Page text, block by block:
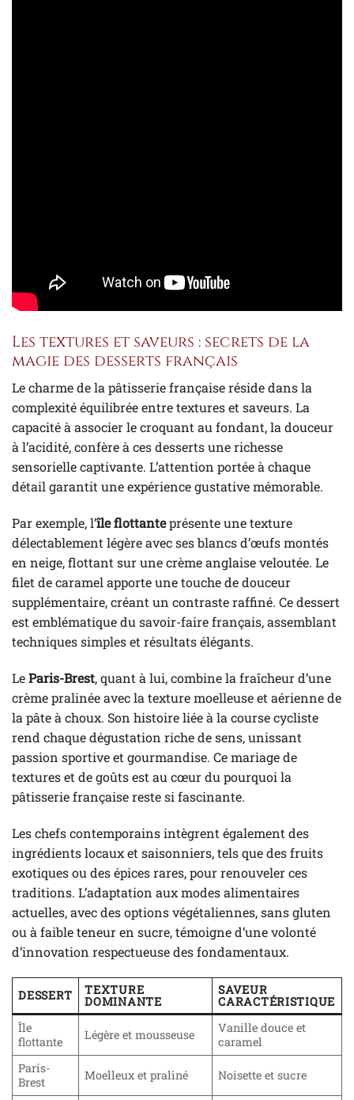
Les textures et saveurs : secrets de la
magie des desserts français
Le charme de la pâtisserie française réside dans la
complexité équilibrée entre textures et saveurs. La
capacité à associer le croquant au fondant, la douceur
à l’acidité, confère à ces desserts une richesse
sensorielle captivante. L’attention portée à chaque
détail garantit une expérience gustative mémorable.
Par exemple, l’île flottanteprésente une texture
délectablement légère avec ses blancs d’œufs montés
en neige, flottant sur une crème anglaise veloutée. Le
filet de caramel apporte une touche de douceur
supplémentaire, créant un contraste raffiné. Ce dessert
est emblématique du savoir-faire français, assemblant
techniques simples et résultats élégants.
LeParis-Brest, quant à lui, combine la fraîcheur d’une
crème pralinée avec la texture moelleuse et aérienne de
la pâte à choux. Son histoire liée à la course cycliste
rend chaque dégustation riche de sens, unissant
passion sportive et gourmandise. Ce mariage de
textures et de goûts est au cœur du pourquoi la
pâtisserie française reste si fascinante.
Les chefs contemporains intègrent également des
ingrédients locaux et saisonniers, tels que des fruits
exotiques ou des épices rares, pour renouveler ces
traditions. L’adaptation aux modes alimentaires
actuelles, avec des options végétaliennes, sans gluten
ou à faible teneur en sucre, témoigne d’une volonté
d’innovation respectueuse des fondamentaux.
DESSERT TEXTURE
DOMINANTE
SAVEUR
CARACTÉRISTIQUE
Île
flottante
Légère et mousseuse
Vanille douce et
caramel
Paris-
Brest
Moelleux et praliné Noisette et sucre